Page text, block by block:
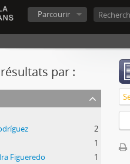
Parcourir
par :
2
1
Figueredo
1